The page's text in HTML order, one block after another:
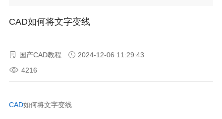
CAD如何将文字变线
国产CAD教程
2024-12-06 11:29:43
4216
CAD如何将文字变线